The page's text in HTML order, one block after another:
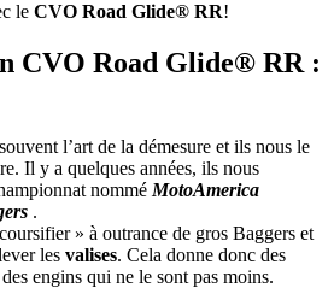
le CVO Road Glide® RR!
CVO Road Glide® RR :
l’art de la démesure et ils nous le
Il y a quelques années, ils nous
nommé MotoAmerica
.
» à outrance de gros Baggers et
les valises. Cela donne donc des
engins qui ne le sont pas moins.